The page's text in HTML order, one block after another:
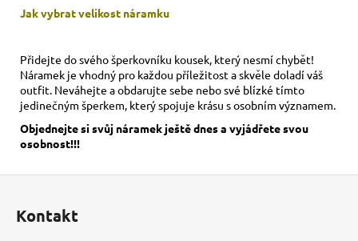
Jak vybrat velikost náramku
Přidejte do svého šperkovníku kousek, který nesmí chybět!
Náramek je vhodný pro každou příležitost a skvěle doladí váš
outfit. Neváhejte a obdarujte sebe nebo své blízké tímto
jedinečným šperkem, který spojuje krásu s osobním významem.
Objednejte si svůj náramek ještě dnes a vyjádřete svou
osobnost!!!
Kontakt